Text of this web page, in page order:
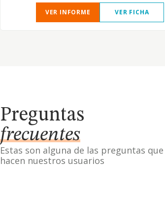
VER INFORME VER FICHA
Preguntas
frecuentes
Estas son alguna de las preguntas que
hacen nuestros usuarios